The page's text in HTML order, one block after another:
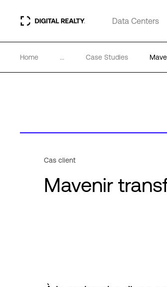
Data Centers
Home ... Case Studies
Cas client
Mavenir